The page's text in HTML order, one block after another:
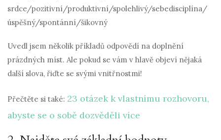
srdce/pozitivní/produktivní/spolehlivý/sebedisciplína/
úspěšný/spontánní/šikovný
Uvedl jsem několik příkladů odpovědí na doplnění
prázdných míst. Ale pokud se vám v hlavě objeví nějaká
další slova, řiďte se svými vnitřnostmi!
Přečtěte si také: 23 otázek k vlastnímu rozhovoru,
abyste se o sobě dozvěděli více